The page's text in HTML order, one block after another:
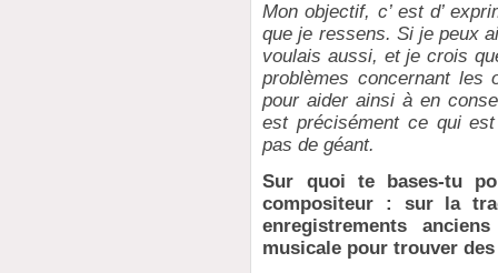
Mon objectif, c’ est d’
que je ressens. Si je peux
voulais aussi, et je crois
problèmes concernant les
pour aider ainsi à en
est précisément ce qui
pas de géant.
Sur quoi te bases-tu
compositeur : sur la
enregistrements
musicale pour trouver